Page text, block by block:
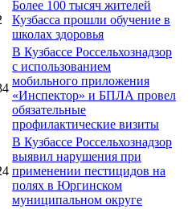
Более 100 тысяч жителей
Кузбасса прошли обучение в
школах здоровья
В Кузбассе Россельхознадзор
с использованием
мобильного приложения
«Инспектор» и БПЛА провел
обязательные
профилактические визиты
В Кузбассе Россельхознадзор
выявил нарушения при
применении пестицидов на
полях в Юргинском
муниципальном округе